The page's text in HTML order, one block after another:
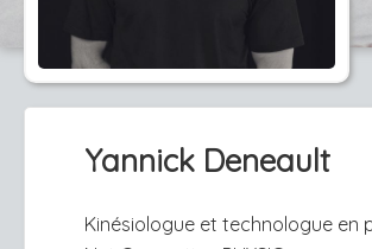
Yannick Deneault
Kinésiologue et technologue en